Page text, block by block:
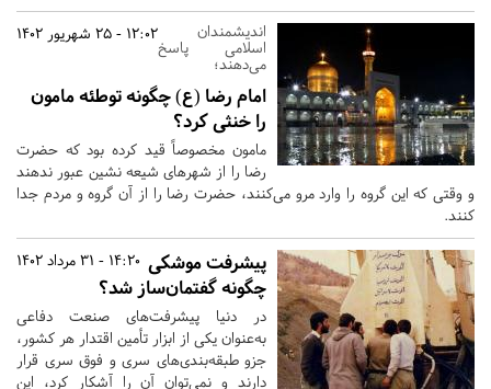
12:02 - 25 شهریور 1402 اندیشمندان
اسلامی پاسخ
می‌دهند؛
امام رضا (ع) چگونه توطئه مامون
را خنثی کرد؟
مامون مخصوصاً قید کرده بود که حضرت
رضا را از شهرهای شیعه نشین عبور ندهند
و وقتی که این گروه را وارد مرو می‌کنند، حضرت رضا را از آن گروه و مردم جدا
کنند.
14:20 - 31 مرداد 1402 پیشرفت موشکی
چگونه گفتمان‌ساز شد؟
در دنیا پیشرفت‌های صنعت دفاعی
به‌عنوان یکی از ابزار تأمین اقتدار هر کشور،
جزو طبقه‌بندی‌های سری و فوق سری قرار
دارند و نمی‌توان آن را آشکار کرد، این